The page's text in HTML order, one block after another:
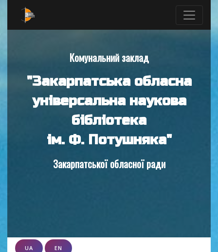
Комунальний заклад
"Закарпатська обласна
універсальна наукова
бібліотека
ім. Ф. Потушняка"
Закарпатської обласної ради
UA EN